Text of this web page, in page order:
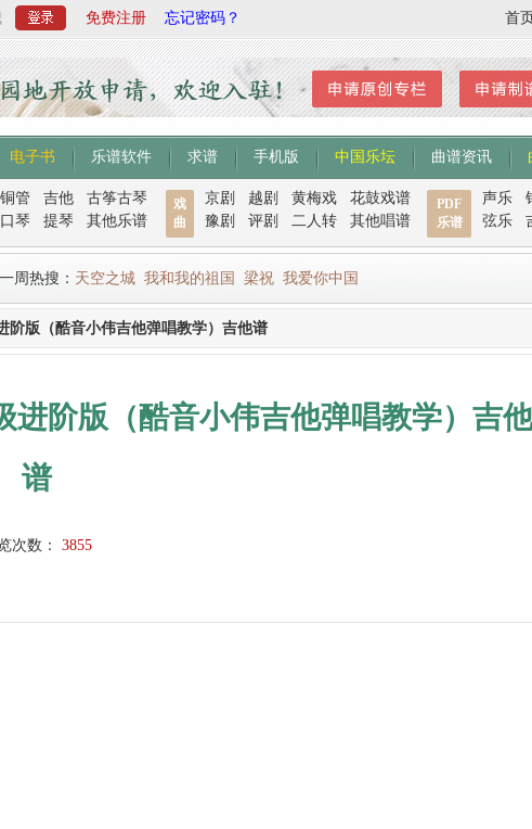
免费注册 忘记密码？ 首
电子书 乐谱软件 求谱 手机版 中国乐坛 曲谱资讯
铜管 吉他
古筝古琴
口琴 提琴 其他乐谱
戏
曲
京剧 越剧 黄梅戏
花鼓戏谱
豫剧
评剧 二人转 其他唱谱
PDF
乐谱
声乐
弦乐
一周热搜： 天空之城 我和我的祖国 梁祝 我爱你中国
阶版（酷音小伟吉他弹唱教学）吉他谱
进阶版（酷音小伟吉他弹唱教学）吉他
谱
次数： 3855